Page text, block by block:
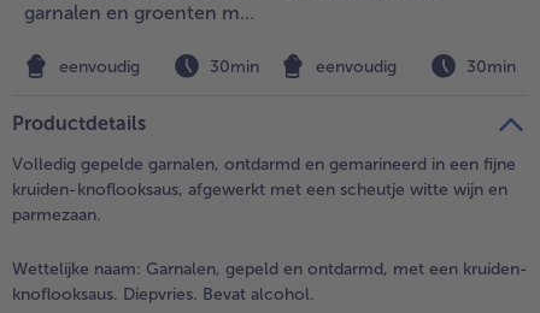
garnalen en groenten met
eenvoudig 30min eenvoudig 30min
Productdetails
Volledig gepelde garnalen, ontdarmd en gemarineerd in een fijne
kruiden-knoflooksaus, afgewerkt met een scheutje witte wijn en
parmezaan.
Wettelijke naam: Garnalen, gepeld en ontdarmd, met een kruiden-
knoflooksaus. Diepvries. Bevat alcohol.